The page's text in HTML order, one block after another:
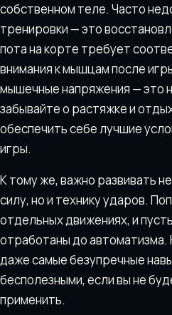
собственном теле. Часто
тренировки — это
пота на корте требует
внимания к мышцам после
мышечные напряжения — это
забывайте о растяжке и
обеспечить себе лучшие
игры.
К тому же, важно развивать
силу, но и технику ударов.
отдельных движениях, и
отработаны до автоматизма.
даже самые безупречные
бесполезными, если вы не
применить.